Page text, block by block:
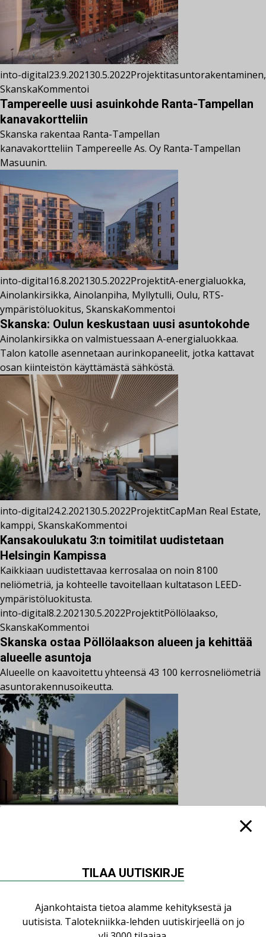
into-digital23.9.202130.5.2022Projektitasuntorakentaminen,
SkanskaKommentoi
Tampereelle uusi asuinkohde Ranta-Tampellan
kanavakortteliin
Skanska rakentaa Ranta-Tampellan
kanavakortteliin Tampereelle As. Oy Ranta-Tampellan
Masuunin.
into-digital16.8.202130.5.2022ProjektitA-energialuokka,
Ainolankirsikka, Ainolanpiha, Myllytulli, Oulu, RTS-
ympäristöluokitus, SkanskaKommentoi
Skanska: Oulun keskustaan uusi asuntokohde
Ainolankirsikka on valmistuessaan A-energialuokkaa.
Talon katolle asennetaan aurinkopaneelit, jotka kattavat
osan kiinteistön käyttämästä sähköstä.
into-digital24.2.202130.5.2022ProjektitCapMan Real Estate,
kamppi, SkanskaKommentoi
Kansakoulukatu 3:n toimitilat uudistetaan
Helsingin Kampissa
Kaikkiaan uudistettavaa kerrosalaa on noin 8100
neliömetriä, ja kohteelle tavoitellaan kultatason LEED-
ympäristöluokitusta.
into-digital8.2.202130.5.2022ProjektitPöllölaakso,
SkanskaKommentoi
Skanska ostaa Pöllölaakson alueen ja kehittää
alueelle asuntoja
Alueelle on kaavoitettu yhteensä 43 100 kerrosneliömetriä
asuntorakennusoikeutta.
Lippulaivan luoteispäätyyn, bussiterminaalin päälle
joihin tulee noin 275 asuntoa.
TILAA UUTISKIRJE
Ajankohtaista tietoa alamme kehityksestä ja
uutisista. Talotekniikka-lehden uutiskirjeellä on jo